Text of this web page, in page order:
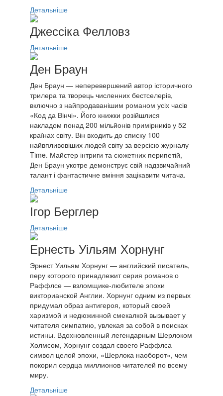
Детальніше
Джессіка Фелловз
Детальніше
Ден Браун
Ден Браун — неперевершений автор історичного
трилера та творець численних бестселерів,
включно з найпродаванішим романом усіх часів
«Код да Вінчі». Його книжки розійшлися
накладом понад 200 мільйонів примірників у 52
країнах світу. Він входить до списку 100
найвпливовіших людей світу за версією журналу
Time. Майстер інтриги та сюжетних перипетій,
Ден Браун укотре демонструє свій надзвичайний
талант і фантастичне вміння зацікавити читача.
Детальніше
Ігор Берглер
Детальніше
Ернесть Уільям Хорнунг
Эрнест Уильям Хорнунг — английский писатель,
перу которого принадлежит серия романов о
Раффлсе — взломщике-любителе эпохи
викторианской Англии. Хорнунг одним из первых
придумал образ антигероя, который своей
харизмой и недюжинной смекалкой вызывает у
читателя симпатию, увлекая за собой в поисках
истины. Вдохновленный легендарным Шерлоком
Холмсом, Хорнунг создал своего Раффлса —
символ целой эпохи, «Шерлока наоборот», чем
покорил сердца миллионов читателей по всему
миру.
Детальніше